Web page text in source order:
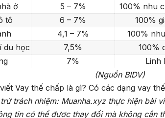
ở
5 – 7% 100% nhu
tô
6 – 7% 100%
4,1 – 7% 100%
du học
7,5% 100%
7% Linh
(Nguồn BIDV)
viếtVay thế chấp là gì? Có các dạng vay
trách nhiệm: Muanha.xyz thực hiện bài
tin có thể được thay đổi mà không cần